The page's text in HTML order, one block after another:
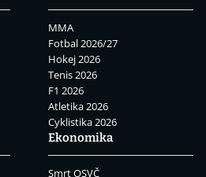
MMA
Fotbal 2026/27
Hokej 2026
Tenis 2026
F1 2026
Atletika 2026
Cyklistika 2026
Ekonomika
Smrt OSVČ